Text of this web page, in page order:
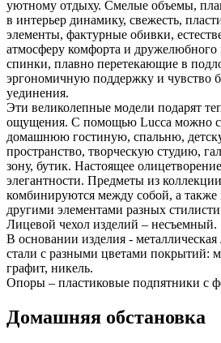
уютному отдыху. Смелые объемы,
в интерьер динамику, свежесть,
элементы, фактурные обивки,
атмосферу комфорта и
спинки, плавно перетекающие в
эргономичную поддержку и чувство
уединения.
Эти великолепные модели подарят
ощущения. С помощью Lucca можно
домашнюю гостиную, спальню,
пространство, творческую студию,
зону, бутик. Настоящее
элегантности. Предметы из
комбинируются между собой, а также
другими элементами разных
Лицевой чехол изделий – несъемный.
В основании изделия -
стали с разными цветами покрытий:
графит, никель.
Опоры – пластиковые подпятники с
Домашняя обстановка